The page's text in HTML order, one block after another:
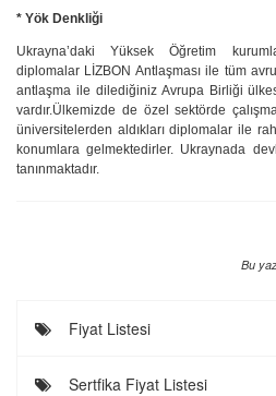
* Yök Denkliği
Ukrayna’daki Yüksek Öğretim
diplomalar LİZBON Antlaşması ile tüm
antlaşma ile dilediğiniz Avrupa Birliği
vardır.Ülkemizde de özel sektörde
üniversitelerden aldıkları diplomalar ile
konumlara gelmektedirler. Ukraynada
tanınmaktadır.
Bu
Fiyat Listesi
Sertfika Fiyat Listesi